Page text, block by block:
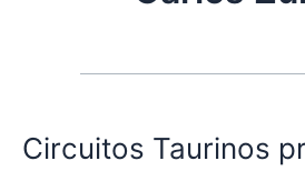
Circuitos Taurinos
presentará